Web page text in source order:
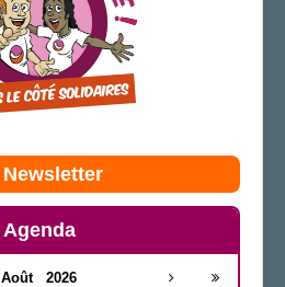
Newsletter
Agenda
Août 2026